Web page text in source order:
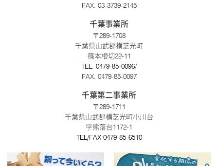
FAX. 03-3739-2145
千葉事業所
〒289-1708
千葉県山武郡横芝光町
篠本根切22-11
TEL. 0479-85-0096/
FAX. 0479-85-0097
千葉第二事業所
〒289-1711
千葉県山武郡横芝光町小川台
字熊落台1172-1
TEL/FAX 0479-85-6510